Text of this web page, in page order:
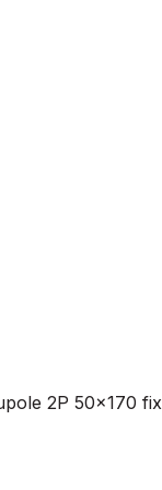
2P 50x170